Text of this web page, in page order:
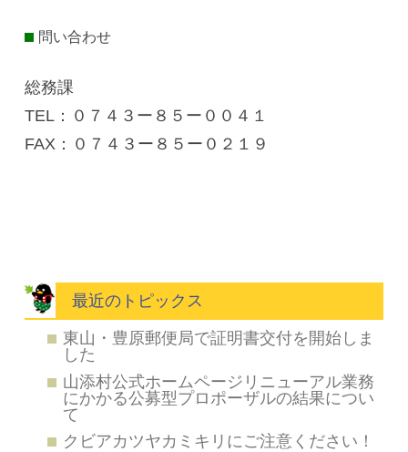
問い合わせ
総務課
TEL：０７４３ー８５ー００４１
FAX：０７４３ー８５ー０２１９
最近のトピックス
東山・豊原郵便局で証明書交付を開始しま
した
山添村公式ホームページリニューアル業務
にかかる公募型プロポーザルの結果につい
て
クビアカツヤカミキリにご注意ください！